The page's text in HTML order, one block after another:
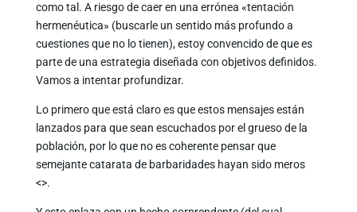
como tal. A riesgo de caer en una errónea «tentación
hermenéutica» (buscarle un sentido más profundo a
cuestiones que no lo tienen), estoy convencido de que es
parte de una estrategia diseñada con objetivos definidos.
Vamos a intentar profundizar.
Lo primero que está claro es que estos mensajes están
lanzados para que sean escuchados por el grueso de la
población, por lo que no es coherente pensar que
semejante catarata de barbaridades hayan sido meros
<>.